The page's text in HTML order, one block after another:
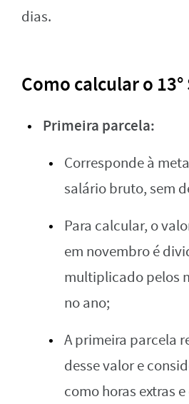
dias.
Como calcular o
Primeira parcela:
Corresponde à
salário bruto, sem
Para calcular, o
em novembro é
multiplicado pelos
no ano;
A primeira parcela
desse valor e
como horas extras